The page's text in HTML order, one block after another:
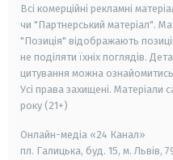
Всі комерційні рекламні
чи "Партнерський матеріал".
"Позиція" відображають
не поділяти їхніх поглядів.
цитування можна
Усі права захищені. Матеріали
року (21+)
Онлайн-медіа «24 Канал»
пл. Галицька, буд. 15, м. Львів,